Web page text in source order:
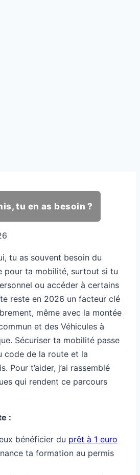
tu en as besoin ?
tu as souvent besoin du
pour ta mobilité, surtout si tu
ou accéder à certains
reste en 2026 un facteur clé
même avec la montée
et des Véhicules à
Sécuriser ta mobilité passe
code de la route et la
Pour t’aider, j’ai rassemblé
qui rendent ce parcours
:
bénéficier du prêt à 1 euro
ta formation au permis